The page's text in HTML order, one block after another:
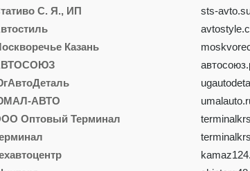
С. Я., ИП
sts-
Казань
АВТО
Оптовый Терминал